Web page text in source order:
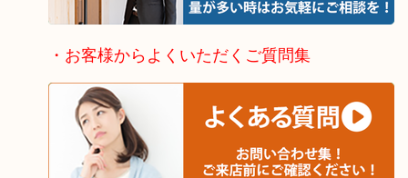
・お客様からよくいただくご質問集